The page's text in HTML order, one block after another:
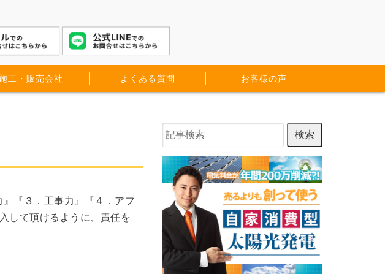
工・販売会社 よくある質問 お客様の声
『３．工事力』『４．アフ
して頂けるように、責任を